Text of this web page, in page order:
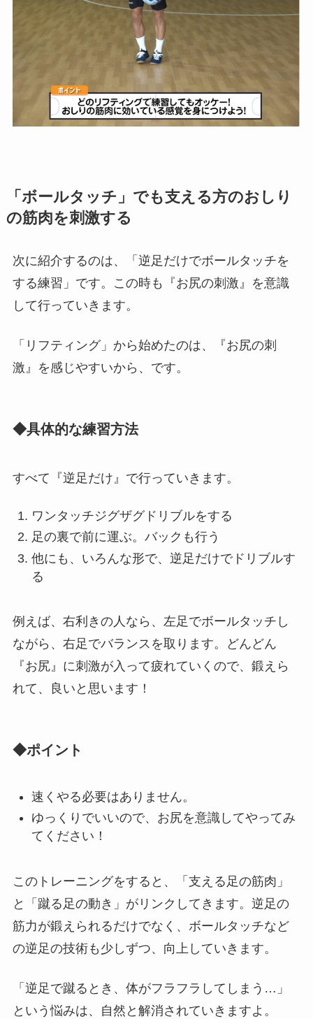
「ボールタッチ」でも支える方のおしり
の筋肉を刺激する
次に紹介するのは、「逆足だけでボールタッチを
する練習」です。この時も『お尻の刺激』を意識
して行っていきます。
「リフティング」から始めたのは、『お尻の刺
激』を感じやすいから、です。
◆具体的な練習方法
すべて『逆足だけ』で行っていきます。
ワンタッチジグザグドリブルをする
足の裏で前に運ぶ。バックも行う
他にも、いろんな形で、逆足だけでドリブルす
る
例えば、右利きの人なら、左足でボールタッチし
ながら、右足でバランスを取ります。どんどん
『お尻』に刺激が入って疲れていくので、鍛えら
れて、良いと思います！
◆ポイント
速くやる必要はありません。
ゆっくりでいいので、お尻を意識してやってみ
てください！
このトレーニングをすると、「支える足の筋肉」
と「蹴る足の動き」がリンクしてきます。逆足の
筋力が鍛えられるだけでなく、ボールタッチなど
の逆足の技術も少しずつ、向上していきます。
「逆足で蹴るとき、体がフラフラしてしまう…」
という悩みは、自然と解消されていきますよ。